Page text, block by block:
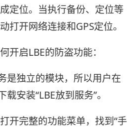
定位。当执行备份、定位等
打开网络连接和GPS定位。
启LBE的防盗功能：
独立的模块，所以用户在
安装“LBE放到服务”。
完整的功能菜单，找到“手